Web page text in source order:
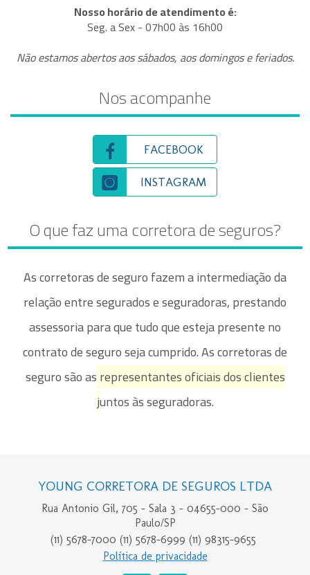
Nosso horário de atendimento é:
Seg. a Sex - 07h00 às 16h00
Não estamos abertos aos sábados, aos domingos e feriados.
Nos acompanhe
FACEBOOK
INSTAGRAM
O que faz uma corretora de seguros?
As corretoras de seguro fazem a intermediação da
relação entre segurados e seguradoras, prestando
assessoria para que tudo que esteja presente no
contrato de seguro seja cumprido. As corretoras de
seguro são asrepresentantes oficiais dos clientes
juntos às seguradoras.
YOUNG CORRETORA DE SEGUROS LTDA
Rua Antonio Gil, 705 - Sala 3 - 04655-000 - São
Paulo/SP
(11) 5678-7000 (11) 5678-6999 (11) 98315-9655
Política de privacidade